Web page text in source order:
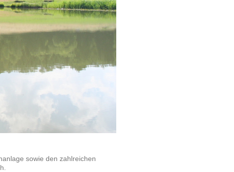
sowie den zahlreichen